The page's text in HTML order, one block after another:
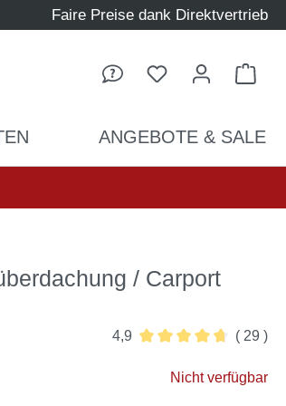
Faire Preise dank Direktvertrieb
ANGEBOTE & SALE
/ Carport
4,9
( 29 )
Nicht verfügbar